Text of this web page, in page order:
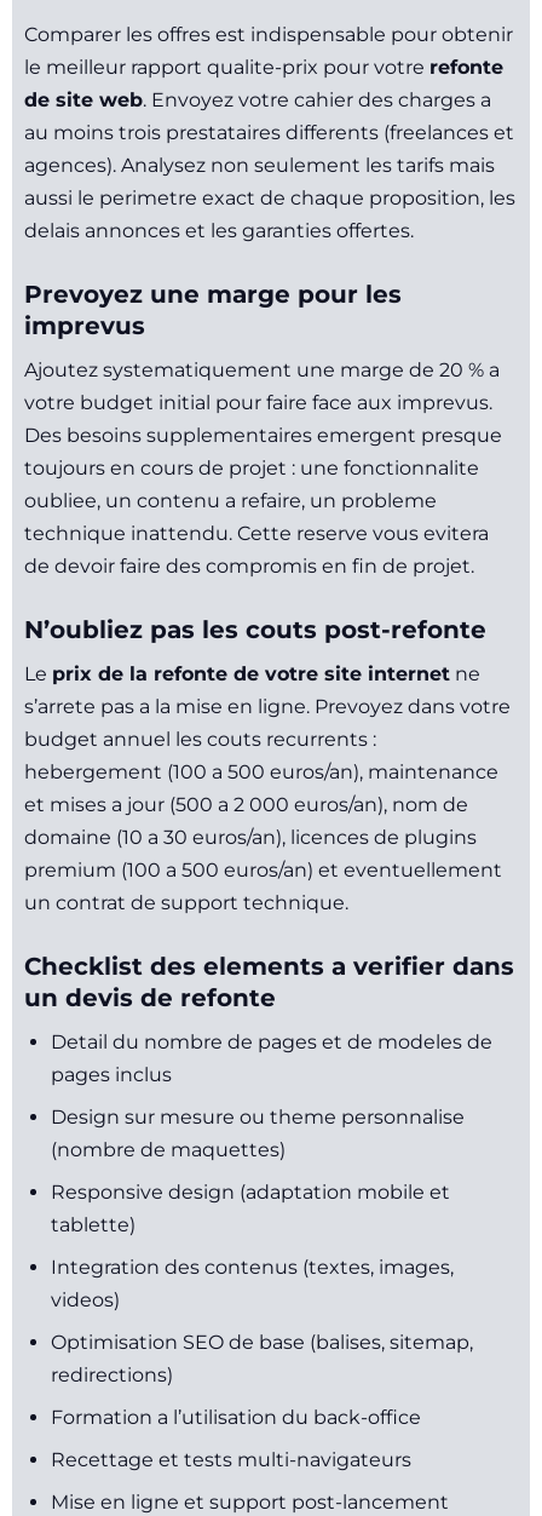
Comparer les offres est indispensable pour obtenir
le meilleur rapport qualite-prix pour votre refonte
de site web. Envoyez votre cahier des charges a
au moins trois prestataires differents (freelances et
agences). Analysez non seulement les tarifs mais
aussi le perimetre exact de chaque proposition, les
delais annonces et les garanties offertes.
Prevoyez une marge pour les
imprevus
Ajoutez systematiquement une marge de 20 % a
votre budget initial pour faire face aux imprevus.
Des besoins supplementaires emergent presque
toujours en cours de projet : une fonctionnalite
oubliee, un contenu a refaire, un probleme
technique inattendu. Cette reserve vous evitera
de devoir faire des compromis en fin de projet.
N’oubliez pas les couts post-refonte
Le prix de la refonte de votre site internet ne
s’arrete pas a la mise en ligne. Prevoyez dans votre
budget annuel les couts recurrents :
hebergement (100 a 500 euros/an), maintenance
et mises a jour (500 a 2 000 euros/an), nom de
domaine (10 a 30 euros/an), licences de plugins
premium (100 a 500 euros/an) et eventuellement
un contrat de support technique.
Checklist des elements a verifier dans
un devis de refonte
Detail du nombre de pages et de modeles de
pages inclus
Design sur mesure ou theme personnalise
(nombre de maquettes)
Responsive design (adaptation mobile et
tablette)
Integration des contenus (textes, images,
videos)
Optimisation SEO de base (balises, sitemap,
redirections)
Formation a l’utilisation du back-office
Recettage et tests multi-navigateurs
Mise en ligne et support post-lancement